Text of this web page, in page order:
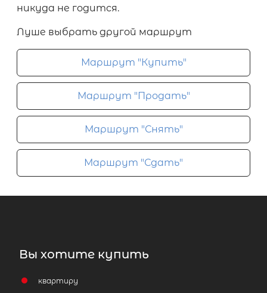
никуда не годится.
Луше выбрать другой маршрут
Маршрут "Купить"
Маршрут "Продать"
Маршрут "Снять"
Маршрут "Сдать"
Вы хотите купить
квартиру